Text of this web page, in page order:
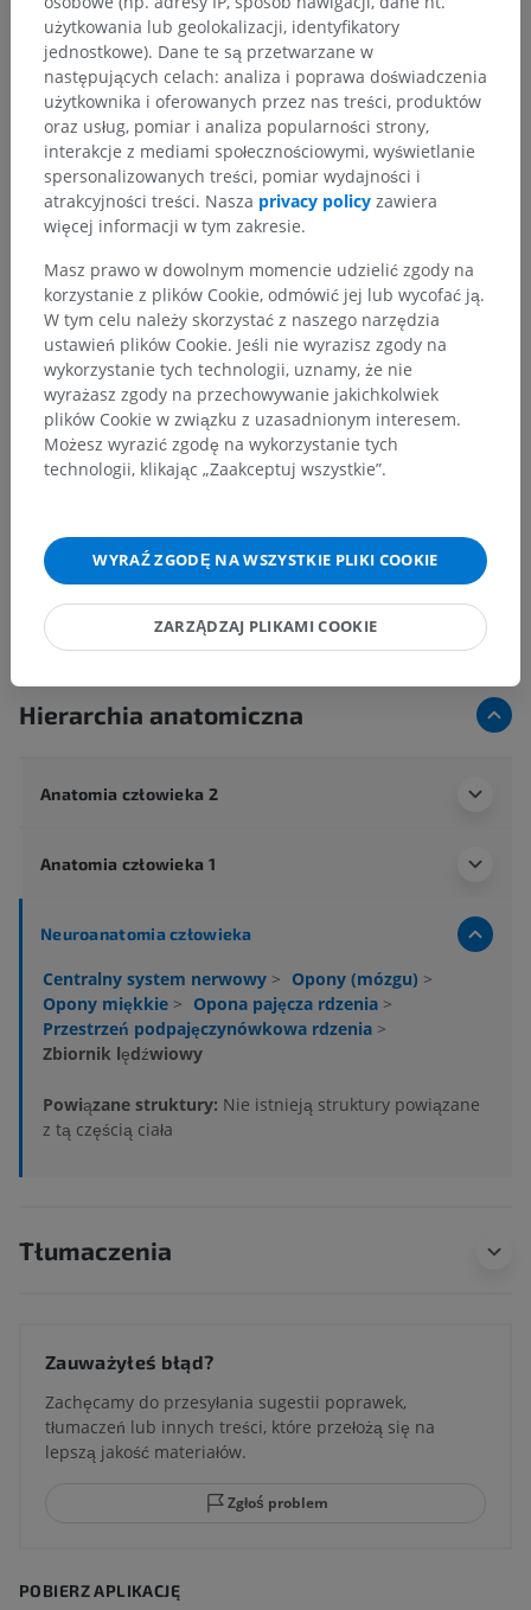
Hierarchia anatomiczna
Anatomia człowieka 2
Anatomia człowieka 1
Neuroanatomia człowieka
Centralny system nerwowy > Opony (mózgu) >
Opony miękkie > Opona pajęcza rdzenia >
Przestrzeń podpajęczynówkowa rdzenia >
Zbiornik lędźwiowy
Powiązane struktury: Nie istnieją struktury powiązane
z tą częścią ciała
Tłumaczenia
Zauważyłeś błąd?
Zachęcamy do przesyłania sugestii poprawek,
tłumaczeń lub innych treści, które przełożą się na
lepszą jakość materiałów.
Zgłoś problem
POBIERZ APLIKACJĘ
użytkowania lub geolokalizacji, identyfikatory
jednostkowe). Dane te są przetwarzane w
następujących celach: analiza i poprawa doświadczenia
użytkownika i oferowanych przez nas treści, produktów
oraz usług, pomiar i analiza popularności strony,
interakcje z mediami społecznościowymi, wyświetlanie
spersonalizowanych treści, pomiar wydajności i
atrakcyjności treści. Nasza privacy policy zawiera
więcej informacji w tym zakresie.
Masz prawo w dowolnym momencie udzielić zgody na
korzystanie z plików Cookie, odmówić jej lub wycofać ją.
W tym celu należy skorzystać z naszego narzędzia
ustawień plików Cookie. Jeśli nie wyrazisz zgody na
wykorzystanie tych technologii, uznamy, że nie
wyrażasz zgody na przechowywanie jakichkolwiek
plików Cookie w związku z uzasadnionym interesem.
Możesz wyrazić zgodę na wykorzystanie tych
technologii, klikając „Zaakceptuj wszystkie”.
WYRAŹ ZGODĘ NA WSZYSTKIE PLIKI COOKIE
ZARZĄDZAJ PLIKAMI COOKIE